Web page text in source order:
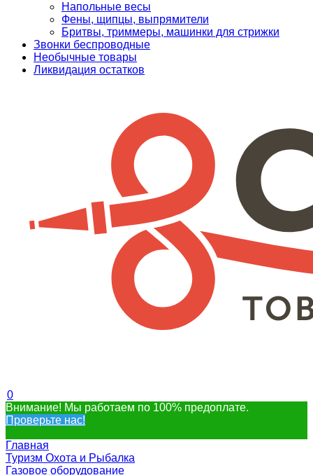
Напольные весы
Фены, щипцы, выпрямители
Бритвы, триммеры, машинки для стрижки
Звонки беспроводные
Необычные товары
Ликвидация остатков
0
Внимание! Мы работаем по 100% предоплате.
Проверьте нас!
Главная
Туризм Охота и Рыбалка
Газовое оборудование